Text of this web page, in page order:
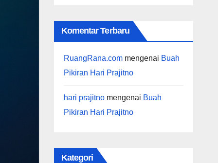
Komentar Terbaru
RuangRana.commengenai Buah
Pikiran Hari Prajitno
hari prajitnomengenai Buah
Pikiran Hari Prajitno
Kategori